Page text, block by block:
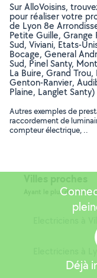
Sur AlloVoisins,
pour réaliser votre
de Lyon 8e
Petite Guille, Grange
Sud, Viviani, Etats-
Bocage, General
Sud, Pinel Santy,
La Buire, Grand
Genton-Ranvier,
Plaine, Langlet
Autres exemples de
raccordement de
compteur électrique, ..
Ayant le plus de
Electriciens à
Electriciens à
Déjà